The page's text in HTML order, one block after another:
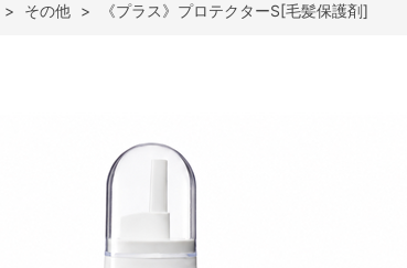
> その他 > 《プラス》プロテクターS[毛髪保護剤]